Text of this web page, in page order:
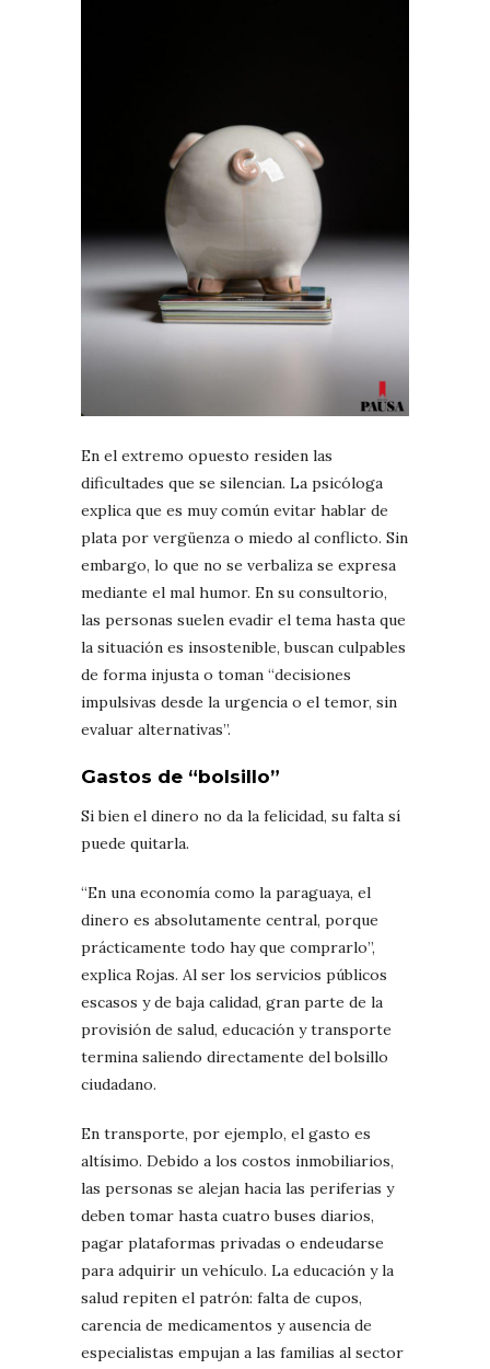
En el extremo opuesto residen las
dificultades que se silencian. La psicóloga
explica que es muy común evitar hablar de
plata por vergüenza o miedo al conflicto. Sin
embargo, lo que no se verbaliza se expresa
mediante el mal humor. En su consultorio,
las personas suelen evadir el tema hasta que
la situación es insostenible, buscan culpables
de forma injusta o toman “decisiones
impulsivas desde la urgencia o el temor, sin
evaluar alternativas”.
Gastos de “bolsillo”
Si bien el dinero no da la felicidad, su falta sí
puede quitarla.
“En una economía como la paraguaya, el
dinero es absolutamente central, porque
prácticamente todo hay que comprarlo”,
explica Rojas. Al ser los servicios públicos
escasos y de baja calidad, gran parte de la
provisión de salud, educación y transporte
termina saliendo directamente del bolsillo
ciudadano.
En transporte, por ejemplo, el gasto es
altísimo. Debido a los costos inmobiliarios,
las personas se alejan hacia las periferias y
deben tomar hasta cuatro buses diarios,
pagar plataformas privadas o endeudarse
para adquirir un vehículo. La educación y la
salud repiten el patrón: falta de cupos,
carencia de medicamentos y ausencia de
especialistas empujan a las familias al sector